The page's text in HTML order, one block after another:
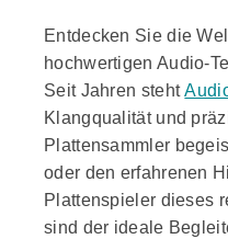
Entdecken Sie die
hochwertigen Audio-
Seit Jahren steht
Klangqualität und
Plattensammler
oder den erfahrenen
Plattenspieler dieses
sind der ideale